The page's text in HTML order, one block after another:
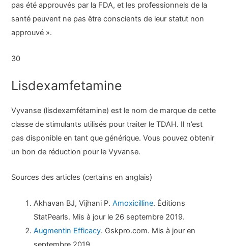
pas été approuvés par la FDA, et les professionnels de la
santé peuvent ne pas être conscients de leur statut non
approuvé ».
30
Lisdexamfetamine
Vyvanse (lisdexamfétamine) est le nom de marque de cette
classe de stimulants utilisés pour traiter le TDAH. Il n’est
pas disponible en tant que générique. Vous pouvez obtenir
un bon de réduction pour le Vyvanse.
Sources des articles (certains en anglais)
Akhavan BJ, Vijhani P.Amoxicilline. Éditions
StatPearls. Mis à jour le 26 septembre 2019.
Augmentin Efficacy. Gskpro.com. Mis à jour en